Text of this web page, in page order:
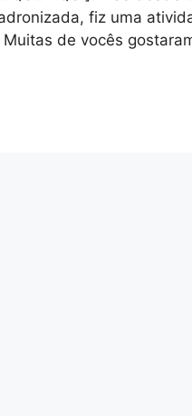
fiz uma
de vocês